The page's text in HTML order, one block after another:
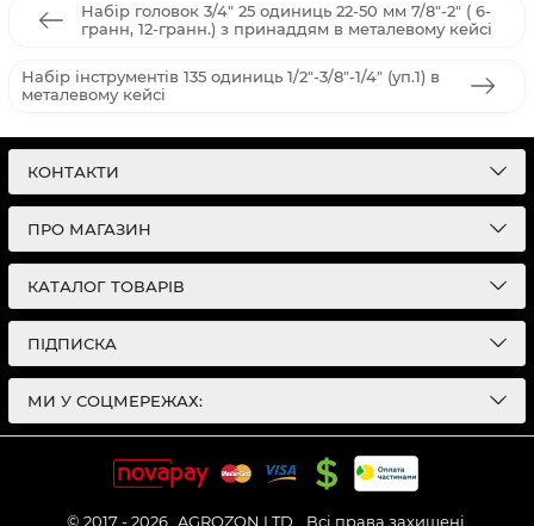
Набір головок 3/4" 25 одиниць 22-50 мм 7/8"-2" ( 6-
гранн, 12-гранн.) з принаддям в металевому кейсі
Набір інструментів 135 одиниць 1/2"-3/8"-1/4" (уп.1) в
металевому кейсі
КОНТАКТИ
ПРО МАГАЗИН
КАТАЛОГ ТОВАРІВ
ПІДПИСКА
МИ У СОЦМЕРЕЖАХ:
© 2017 - 2026 AGROZON LTD. Всі права захищені.